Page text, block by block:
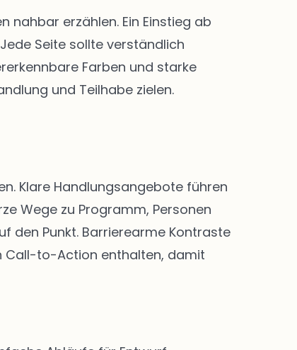
nahbar erzählen. Ein Einstieg ab
Seite sollte verständlich
Farben und starke
und Teilhabe zielen.
Klare Handlungsangebote führen
Wege zu Programm, Personen
den Punkt. Barrierearme Kontraste
Call-to-Action enthalten, damit